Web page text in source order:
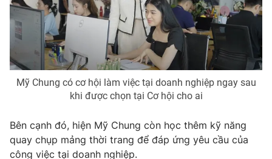
Mỹ Chung có cơ hội làm việc tại doanh nghiệp ngay sau
khi được chọn tại Cơ hội cho ai
Bên cạnh đó, hiện Mỹ Chung còn học thêm kỹ năng
quay chụp mảng thời trang để đáp ứng yêu cầu của
công việc tại doanh nghiệp.